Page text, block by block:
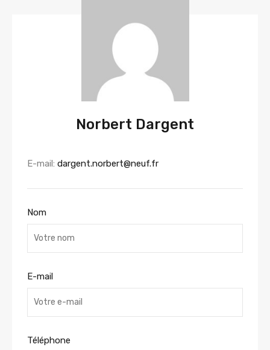
Norbert Dargent
E-mail: dargent.norbert@neuf.fr
Nom
E-mail
Téléphone